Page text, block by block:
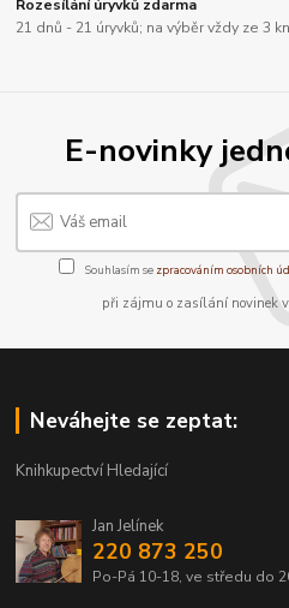
Rozesílání úryvků zdarma
21 dnů - 21 úryvků; na výběr vždy ze 3
E-novinky
Souhlasím se zpracováním osobních
při zájmu o zasílání novinek
Neváhejte se zeptat:
Knihkupectví Hledající
Jan Jelínek
220 873 250
Po-Pá 10-18, ve středu do